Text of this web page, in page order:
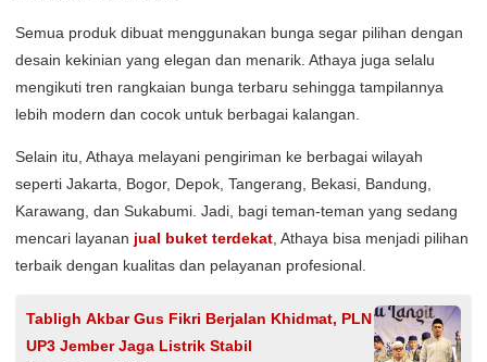
Semua produk dibuat menggunakan bunga segar pilihan dengan
desain kekinian yang elegan dan menarik. Athaya juga selalu
mengikuti tren rangkaian bunga terbaru sehingga tampilannya
lebih modern dan cocok untuk berbagai kalangan.
Selain itu, Athaya melayani pengiriman ke berbagai wilayah
seperti Jakarta, Bogor, Depok, Tangerang, Bekasi, Bandung,
Karawang, dan Sukabumi. Jadi, bagi teman-teman yang sedang
mencari layanan jual buket terdekat, Athaya bisa menjadi pilihan
terbaik dengan kualitas dan pelayanan profesional.
Tabligh Akbar Gus Fikri Berjalan Khidmat, PLN
UP3 Jember Jaga Listrik Stabil